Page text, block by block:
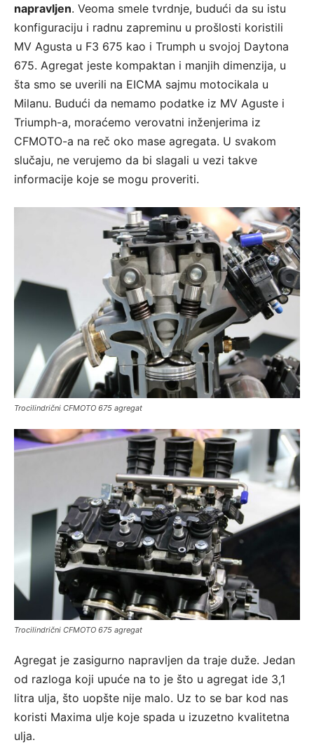
napravljen. Veoma smele tvrdnje, budući da su istu
konfiguraciju i radnu zapreminu u prošlosti koristili
MV Agusta u F3 675 kao i Trumph u svojoj Daytona
675. Agregat jeste kompaktan i manjih dimenzija, u
šta smo se uverili na EICMA sajmu motocikala u
Milanu. Budući da nemamo podatke iz MV Aguste i
Triumph-a, moraćemo verovatni inženjerima iz
CFMOTO-a na reč oko mase agregata. U svakom
slučaju, ne verujemo da bi slagali u vezi takve
informacije koje se mogu proveriti.
Trocilindrični CFMOTO 675 agregat
Trocilindrični CFMOTO 675 agregat
Agregat je zasigurno napravljen da traje duže. Jedan
od razloga koji upuće na to je što u agregat ide 3,1
litra ulja, što uopšte nije malo. Uz to se bar kod nas
koristi Maxima ulje koje spada u izuzetno kvalitetna
ulja.